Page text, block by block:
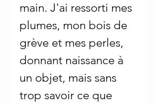
main. J'ai ressorti mes
plumes, mon bois de
grève et mes perles,
donnant naissance à
un objet, mais sans
trop savoir ce que